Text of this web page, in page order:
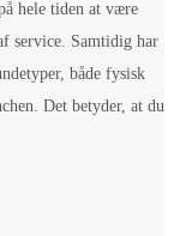
hele tiden at være
service. Samtidig har
både fysisk
Det betyder, at du